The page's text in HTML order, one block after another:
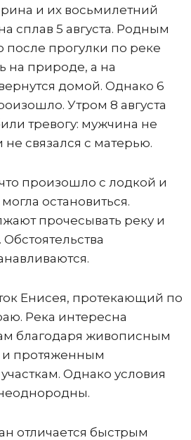
и их восьмилетний
сплав 5 августа. Родным
прогулки по реке
на природе, а на
домой. Однако 6
Утром 8 августа
тревогу: мужчина не
связался с матерью.
произошло с лодкой и
остановиться.
прочесывать реку и
Енисея, протекающий по
Река интересна
благодаря живописным
протяженным
Однако условия
отличается быстрым